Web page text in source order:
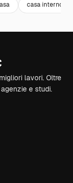
casa interno
lavori. Oltre
e studi.